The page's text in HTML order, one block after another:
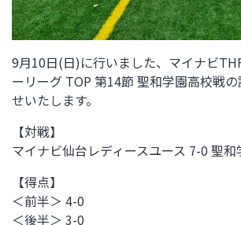
9月10日(日)に行いました、マイナビ
ーリーグ TOP 第14節 聖和学園高校戦
せいたします。
【対戦】
マイナビ仙台レディースユース 7-0 聖和
【得点】
＜前半＞ 4-0
＜後半＞ 3-0